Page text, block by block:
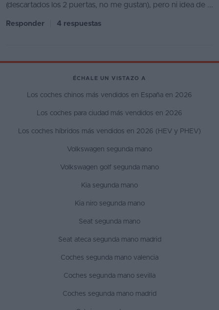
(descartados los 2 puertas, no me gustan), pero ni idea de ...
Responder 4 respuestas
ÉCHALE UN VISTAZO A
Los coches chinos más vendidos en España en 2026
Los coches para ciudad más vendidos en 2026
Los coches híbridos más vendidos en 2026 (HEV y PHEV)
Volkswagen segunda mano
Volkswagen golf segunda mano
Kia segunda mano
Kia niro segunda mano
Seat segunda mano
Seat ateca segunda mano madrid
Coches segunda mano valencia
Coches segunda mano sevilla
Coches segunda mano madrid